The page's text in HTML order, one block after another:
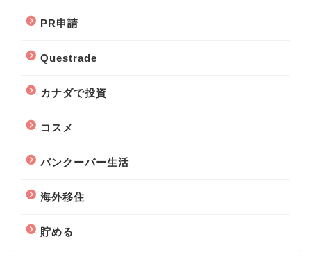
PR申請
Questrade
カナダで投資
コスメ
バンクーバー生活
海外移住
貯める